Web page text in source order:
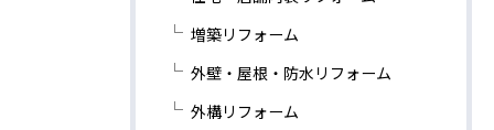
増築リフォーム
外壁・屋根・防水リフォーム
外構リフォーム